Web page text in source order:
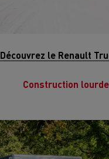
Découvrez le Renault
Construction lourde